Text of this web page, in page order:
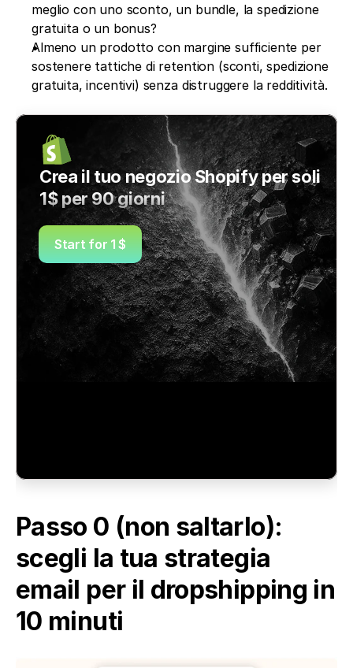
meglio con uno sconto, un bundle, la spedizione
gratuita o un bonus?
Almeno un prodotto con margine sufficiente per
sostenere tattiche di retention (sconti, spedizione
gratuita, incentivi) senza distruggere la redditività.
Crea il tuo negozio Shopify per soli
1$ per 90 giorni
Start for 1 $
Passo 0 (non saltarlo):
scegli la tua strategia
email per il dropshipping in
10 minuti